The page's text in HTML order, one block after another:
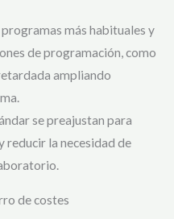
más habituales y
de programación, como
ampliando
se preajustan para
reducir la necesidad de
de costes